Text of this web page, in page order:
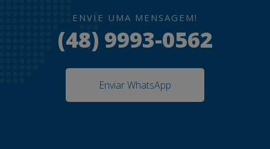
ENVIE UMA MENSAGEM!
(48) 9993-0562
Enviar WhatsApp